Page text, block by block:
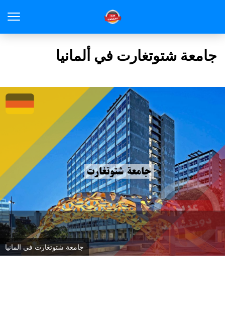
جامعة شتوتغارت في ألمانيا
جامعة شتوتغارت في المانيا